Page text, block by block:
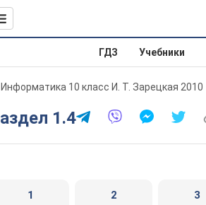
ГДЗ Учебники
Информатика 10 класс И. Т. Зарецкая 2010
Раздел 1.4
1 2 3